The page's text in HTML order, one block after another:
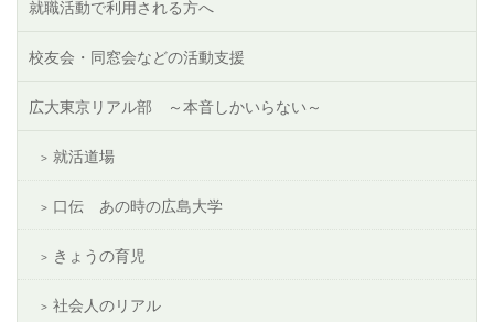
就職活動で利用される方へ
校友会・同窓会などの活動支援
広大東京リアル部 ～本音しかいらない～
就活道場
口伝 あの時の広島大学
きょうの育児
社会人のリアル